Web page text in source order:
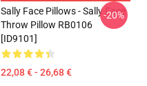
Sally Face Pillows - Sally Face
Throw Pillow RB0106
[ID9101]
22,08 € - 26,68 €
-20%